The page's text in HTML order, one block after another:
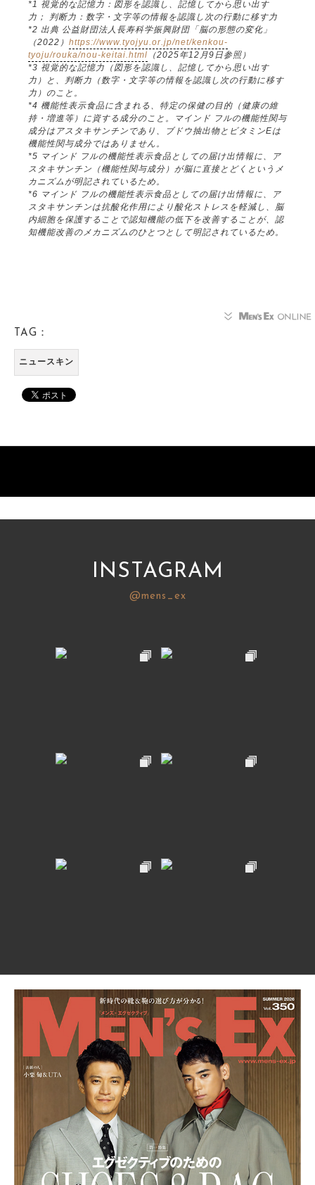
*1 視覚的な記憶力：図形を認識し、記憶してから思い出す
力； 判断力：数字・文字等の情報を認識し次の行動に移す力
*2 出典 公益財団法人長寿科学振興財団「脳の形態の変化」
（2022） https://www.tyojyu.or.jp/net/kenkou-
tyoju/rouka/nou-keitai.html （2025年12月9日参照）
*3 視覚的な記憶力（図形を認識し、記憶してから思い出す
力）と、判断力（数字・文字等の情報を認識し次の行動に移す
力）のこと。
*4 機能性表示食品に含まれる、特定の保健の目的（健康の維
持・増進等）に資する成分のこと。マインド フルの機能性関与
成分はアスタキサンチンであり、ブドウ抽出物とビタミンEは
機能性関与成分ではありません。
*5 マインド フルの機能性表示食品としての届け出情報に、ア
スタキサンチン（機能性関与成分）が脳に直接とどくというメ
カニズムが明記されているため。
*6 マインド フルの機能性表示食品としての届け出情報に、ア
スタキサンチンは抗酸化作用により酸化ストレスを軽減し、脳
内細胞を保護することで認知機能の低下を改善することが、認
知機能改善のメカニズムのひとつとして明記されているため。
TAG：
ニュースキン
INSTAGRAM
@mens_ex